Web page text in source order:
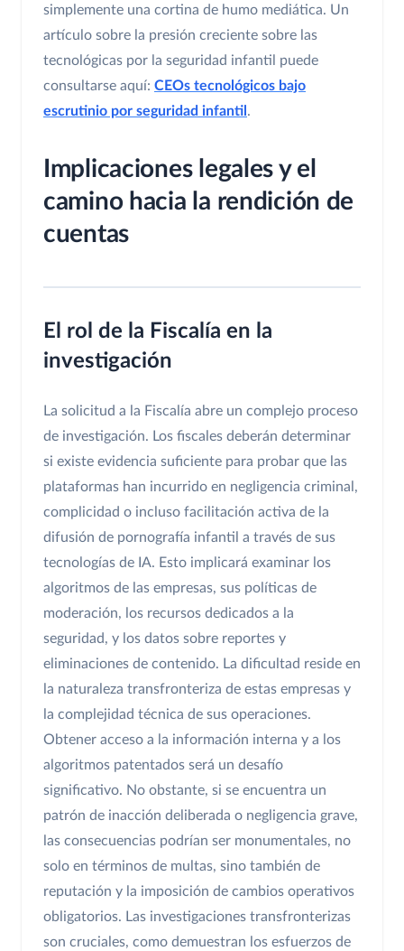
simplemente una cortina de humo mediática. Un
artículo sobre la presión creciente sobre las
tecnológicas por la seguridad infantil puede
consultarse aquí: CEOs tecnológicos bajo
escrutinio por seguridad infantil .
Implicaciones legales y el
camino hacia la rendición de
cuentas
El rol de la Fiscalía en la
investigación
La solicitud a la Fiscalía abre un complejo proceso
de investigación. Los fiscales deberán determinar
si existe evidencia suficiente para probar que las
plataformas han incurrido en negligencia criminal,
complicidad o incluso facilitación activa de la
difusión de pornografía infantil a través de sus
tecnologías de IA. Esto implicará examinar los
algoritmos de las empresas, sus políticas de
moderación, los recursos dedicados a la
seguridad, y los datos sobre reportes y
eliminaciones de contenido. La dificultad reside en
la naturaleza transfronteriza de estas empresas y
la complejidad técnica de sus operaciones.
Obtener acceso a la información interna y a los
algoritmos patentados será un desafío
significativo. No obstante, si se encuentra un
patrón de inacción deliberada o negligencia grave,
las consecuencias podrían ser monumentales, no
solo en términos de multas, sino también de
reputación y la imposición de cambios operativos
obligatorios. Las investigaciones transfronterizas
son cruciales, como demuestran los esfuerzos de